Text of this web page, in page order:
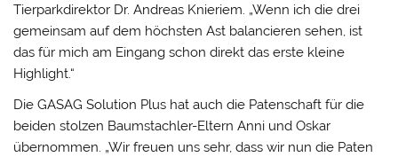
Tierparkdirektor Dr. Andreas Knieriem. „Wenn ich die drei
gemeinsam auf dem höchsten Ast balancieren sehen, ist
das für mich am Eingang schon direkt das erste kleine
Highlight.“
Die GASAG Solution Plus hat auch die Patenschaft für die
beiden stolzen Baumstachler-Eltern Anni und Oskar
übernommen. „Wir freuen uns sehr, dass wir nun die Paten